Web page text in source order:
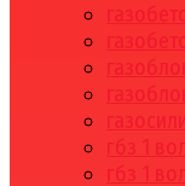
гбз 1
гбз 1